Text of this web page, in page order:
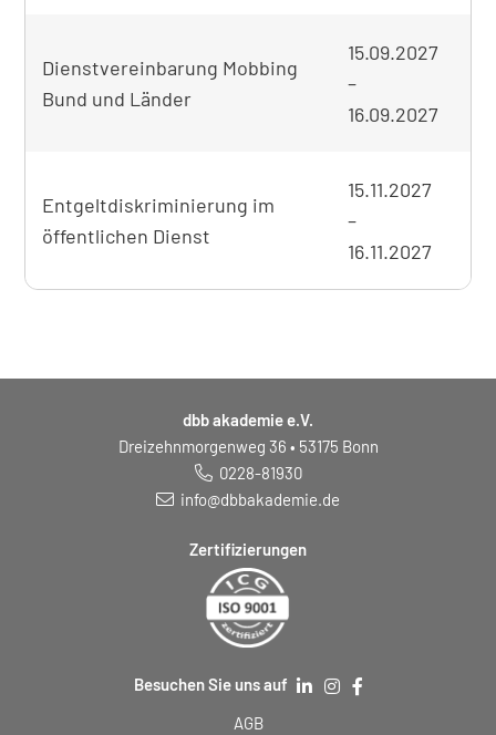
Dienstvereinbarung Mobbing
Bund und Länder
15.09.2027
–
16.09.2027
Entgeltdiskriminierung im
öffentlichen Dienst
15.11.2027
–
16.11.2027
dbb akademie e.V.
Dreizehnmorgenweg 36 • 53175 Bonn
0228-81930
info@dbbakademie.de
Zertifizierungen
Besuchen Sie uns auf
AGB